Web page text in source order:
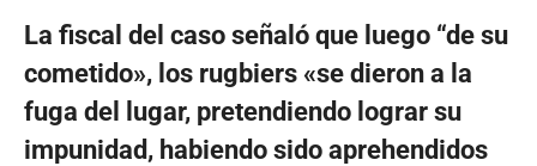
La fiscal del caso señaló que luego “de su
cometido», los rugbiers «se dieron a la
fuga del lugar, pretendiendo lograr su
impunidad, habiendo sido aprehendidos